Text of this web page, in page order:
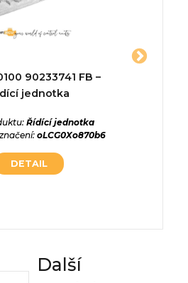
90233741 FB –
jednotka
Řídící jednotka
oLCG0Xo870b6
DETAIL
Další